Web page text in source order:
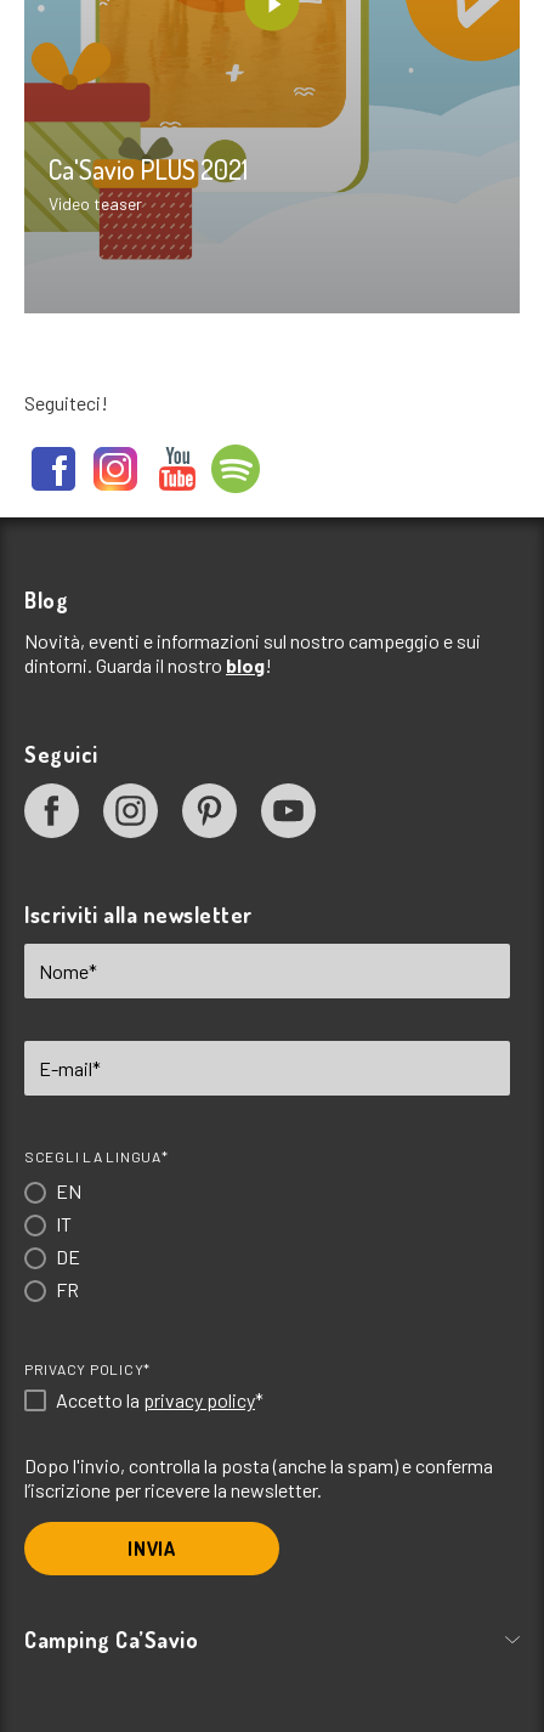
Ca'Savio PLUS 2021
Video teaser
Seguiteci!
Blog
Novità, eventi e informazioni sul nostro campeggio e sui
dintorni. Guarda il nostro blog!
Seguici
Iscriviti alla newsletter
SCEGLI LA LINGUA*
EN
IT
DE
FR
PRIVACY POLICY*
Accetto la privacy policy*
Dopo l'invio, controlla la posta (anche la spam) e conferma
l’iscrizione per ricevere la newsletter.
INVIA
Camping Ca’Savio